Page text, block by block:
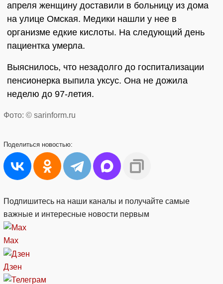
апреля женщину доставили в больницу из дома
на улице Омская. Медики нашли у нее в
организме едкие кислоты. На следующий день
пациентка умерла.
Выяснилось, что незадолго до госпитализации
пенсионерка выпила уксус. Она не дожила
неделю до 97-летия.
Фото: © sarinform.ru
Поделиться новостью:
Подпишитесь на наши каналы и получайте самые
важные и интересные новости первым
Max
Дзен